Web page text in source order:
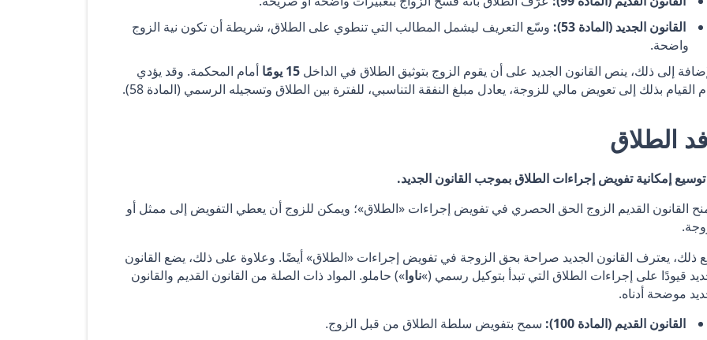
القانون الجديد (المادة 53):
وسّع التعريف ليشمل المطالب التي تنطوي على الطلاق، شريطة أن تكون نية الزوج
واضحة.
إلى ذلك، ينص القانون الجديد على أن يقوم الزوج بتوثيق الطلاق في الداخل15 يومًا
أمام المحكمة. وقد يؤدي
القيام بذلك إلى تعويض مالي للزوجة، يعادل مبلغ النفقة التناسبي، للفترة بين الطلاق وتسجيله الرسمي (المادة 58).
الطلاق
إمكانية تفويض إجراءات الطلاق بموجب القانون الجديد.
القانون القديم الزوج الحق الحصري في تفويض إجراءات «الطلاق»؛ ويمكن للزوج أن يعطي التفويض إلى ممثل أو
ذلك، يعترف القانون الجديد صراحة بحق الزوجة في تفويض إجراءات «الطلاق» أيضًا. وعلاوة على ذلك، يضع القانون
قيودًا على إجراءات الطلاق التي تبدأ بتوكيل رسمي (»ناوا») حاملو. المواد ذات الصلة من القانون القديم والقانون
موضحة أدناه.
القانون القديم (المادة 100):
سمح بتفويض سلطة الطلاق من قبل الزوج.